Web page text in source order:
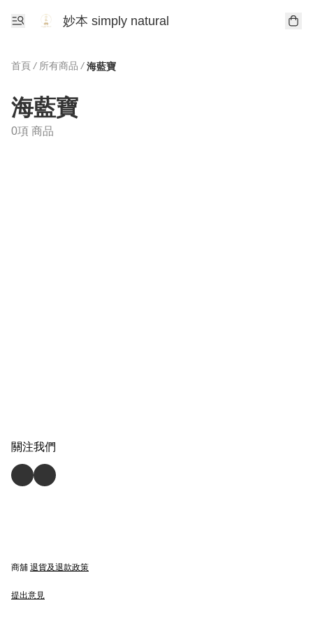
妙本 simply natural
首頁 / 所有商品 / 海藍寶
海藍寶
0項 商品
關注我們
商舖 退貨及退款政策
提出意見